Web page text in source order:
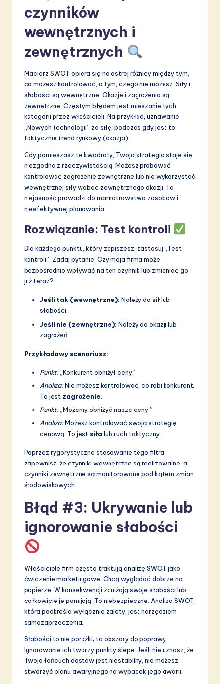
czynników
wewnętrznych i
zewnętrznych
Macierz SWOT opiera się na ostrej różnicy między tym,
co możesz kontrolować, a tym, czego nie możesz. Siły i
słabości są wewnętrzne. Okazje i zagrożenia są
zewnętrzne. Częstym błędem jest mieszanie tych
kategorii przez właścicieli. Na przykład, uznawanie
„Nowych technologii” za siłę, podczas gdy jest to
faktycznie trend rynkowy (okazja).
Gdy pomieszasz te kwadraty, Twoja strategia staje się
niezgodna z rzeczywistością. Możesz próbować
kontrolować zagrożenie zewnętrzne lub nie wykorzystać
wewnętrznej siły wobec zewnętrznego okazji. Ta
niejasność prowadzi do marnotrawstwa zasobów i
nieefektywnej planowania.
Rozwiązanie: Test kontroli
Dla każdego punktu, który zapiszesz, zastosuj „Test
kontroli”. Zadaj pytanie: Czy moja firma może
bezpośrednio wpływać na ten czynnik lub zmieniać go
już teraz?
Jeśli tak (wewnętrzne): Należy do sił lub
słabości.
Jeśli nie (zewnętrzne): Należy do okazji lub
zagrożeń.
Przykładowy scenariusz:
Punkt:„Konkurent obniżył ceny.”
Analiza:Nie możesz kontrolować, co robi konkurent.
To jest zagrożenie
Punkt:„Możemy obniżyć nasze ceny.”
Analiza:Możesz kontrolować swoją strategię
cenową. To jest siła lub ruch taktyczny.
Poprzez rygorystyczne stosowanie tego filtra
zapewnisz, że czynniki wewnętrzne są realizowalne, a
czynniki zewnętrzne są monitorowane pod kątem zmian
środowiskowych.
Błąd #3: Ukrywanie lub
ignorowanie słabości
Właściciele firm często traktują analizę SWOT jako
ćwiczenie marketingowe. Chcą wyglądać dobrze na
papierze. W konsekwencji zaniżają swoje słabości lub
całkowicie je pomijają. To niebezpieczne. Analiza SWOT,
która podkreśla wyłącznie zalety, jest narzędziem
samozaprzeczenia.
Słabości to nie porażki; to obszary do poprawy.
Ignorowanie ich tworzy punkty ślepe. Jeśli nie uznasz, że
Twoja łańcuch dostaw jest niestabilny, nie możesz
stworzyć planu awaryjnego na wypadek jego awarii.